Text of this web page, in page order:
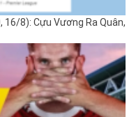
8): Cựu Vương Ra Quân,